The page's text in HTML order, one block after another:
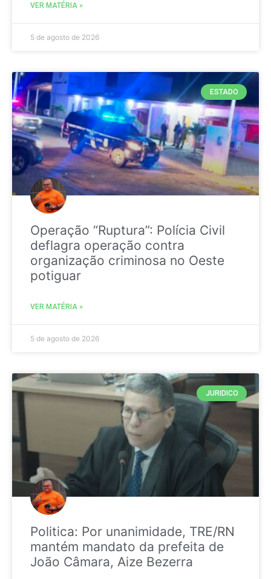
VER MATÉRIA »
5 de agosto de 2026
ESTADO
Operação “Ruptura”: Polícia Civil
deflagra operação contra
organização criminosa no Oeste
potiguar
VER MATÉRIA »
5 de agosto de 2026
JURIDICO
Politica: Por unanimidade, TRE/RN
mantém mandato da prefeita de
João Câmara, Aize Bezerra